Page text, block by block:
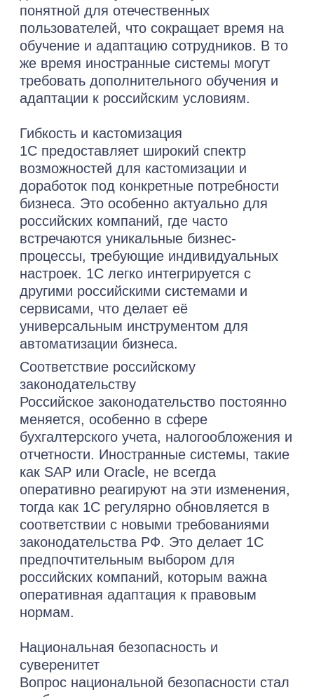
ERP-системы позволяют
автоматизировать учет товаров на
складе, отслеживать цепочки поставок и
управлять продажами. Наиболее важно
для онлайн-магазинов, сетей розничной
торговли, где оперативность обработки
заказов имеет решающее значение.
Внедрение ERP улучшит деятельность
на вызовы рынка. Каждый наш
специалист по внедрению ERP обладает
высокой экспертностью и опытом
внедрения 1С ERP систем в разных
отраслях.
«Раздолье» — Партнер №1 в России по
количеству автоматизированных
промышленных предприятий. На
основании данных справочника
«Внедренных решений» на сайте фирмы
«1С». По количеству успешных проектов
внедрения «1С:ERP» на промышленных
предприятиях с количеством
автоматизированных рабочих мест более
100.
Кейсы успешных
внедрений
1С:ERP на
крупных
предприятиях
Выполненные проекты